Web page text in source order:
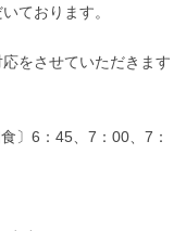
ております。
をさせていただきます
〕6：45、7：00、7：